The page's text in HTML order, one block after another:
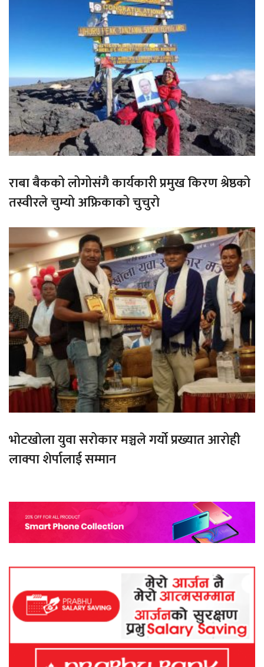
राबा बैकको लोगोसंगै कार्यकारी प्रमुख किरण श्रेष्ठको
तस्वीरले चुम्यो अफ्रिकाको चुचुरो
भोटखोला युवा सरोकार मञ्चले गर्यो प्रख्यात आरोही
लाक्पा शेर्पालाई सम्मान